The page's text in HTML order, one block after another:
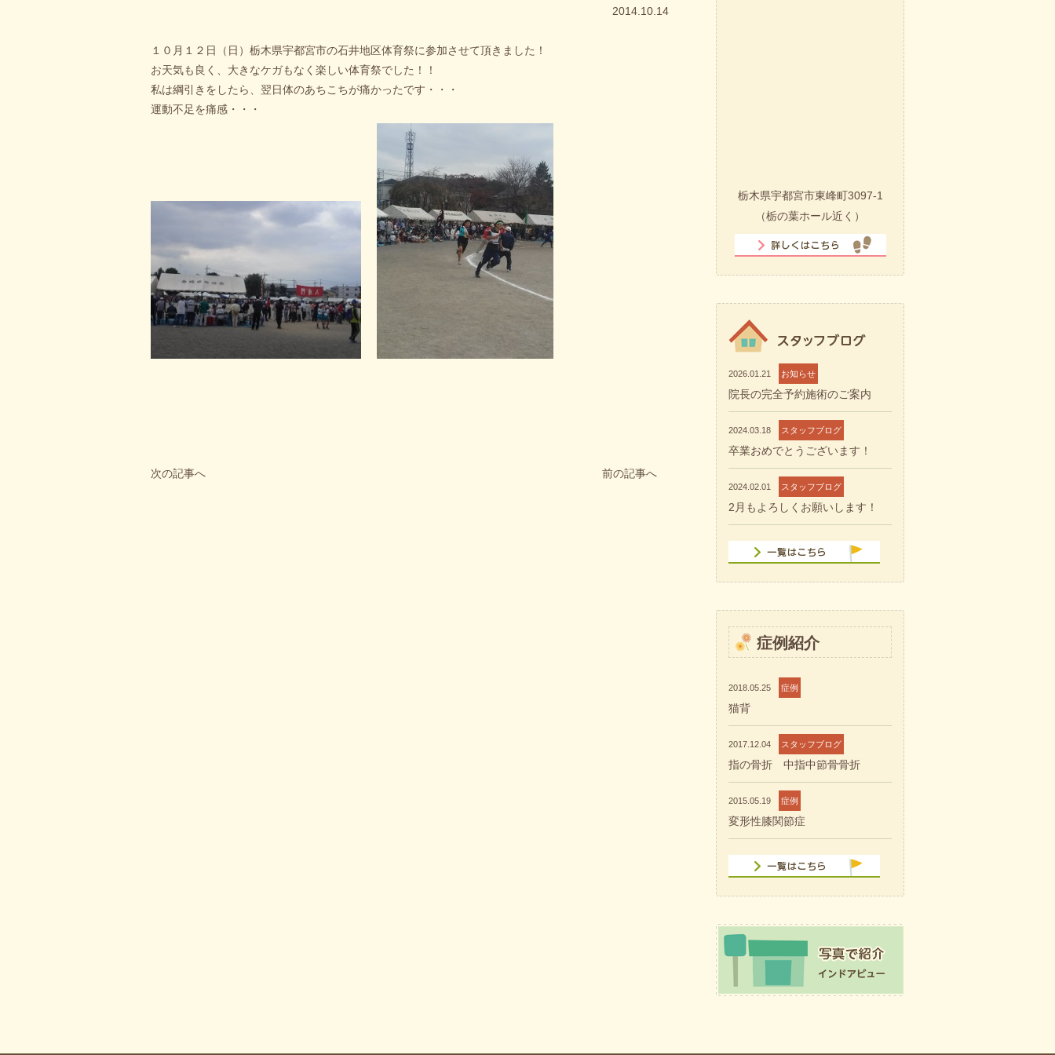
2014.10.14
１０月１２日（日）栃木県宇都宮市の石井地区体育祭に参加させて頂きました！
お天気も良く、大きなケガもなく楽しい体育祭でした！！
私は綱引きをしたら、翌日体のあちこちが痛かったです・・・
運動不足を痛感・・・
次の記事へ 前の記事へ
栃木県宇都宮市東峰町3097-1
（栃の葉ホール近く）
2026.01.21 お知らせ
院長の完全予約施術のご案内
2024.03.18 スタッフブログ
卒業おめでとうございます！
2024.02.01 スタッフブログ
2月もよろしくお願いします！
症例紹介
2018.05.25 症例
猫背
2017.12.04 スタッフブログ
指の骨折 中指中節骨骨折
2015.05.19 症例
変形性膝関節症